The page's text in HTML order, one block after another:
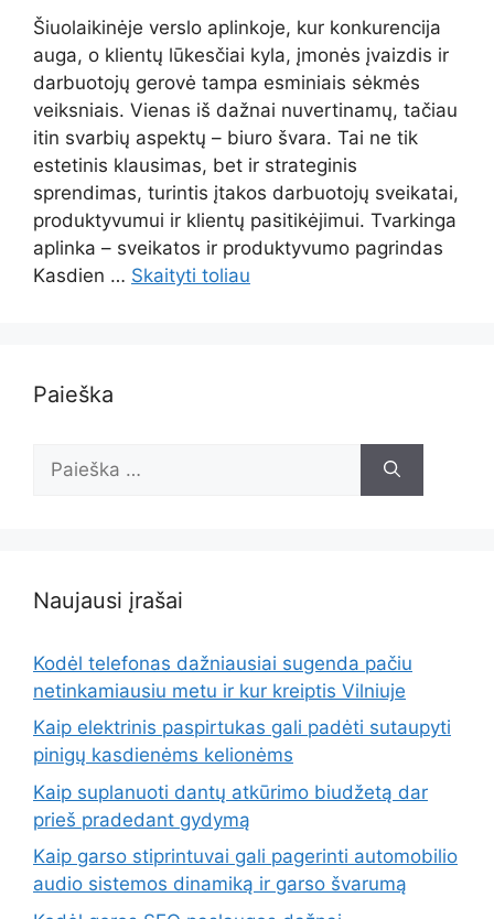
Šiuolaikinėje verslo aplinkoje, kur konkurencija
auga, o klientų lūkesčiai kyla, įmonės įvaizdis ir
darbuotojų gerovė tampa esminiais sėkmės
veiksniais. Vienas iš dažnai nuvertinamų, tačiau
itin svarbių aspektų – biuro švara. Tai ne tik
estetinis klausimas, bet ir strateginis
sprendimas, turintis įtakos darbuotojų sveikatai,
produktyvumui ir klientų pasitikėjimui. Tvarkinga
aplinka – sveikatos ir produktyvumo pagrindas
Kasdien … Skaityti toliau
Paieška
Naujausi įrašai
Kodėl telefonas dažniausiai sugenda pačiu
netinkamiausiu metu ir kur kreiptis Vilniuje
Kaip elektrinis paspirtukas gali padėti sutaupyti
pinigų kasdienėms kelionėms
Kaip suplanuoti dantų atkūrimo biudžetą dar
prieš pradedant gydymą
Kaip garso stiprintuvai gali pagerinti automobilio
audio sistemos dinamiką ir garso švarumą